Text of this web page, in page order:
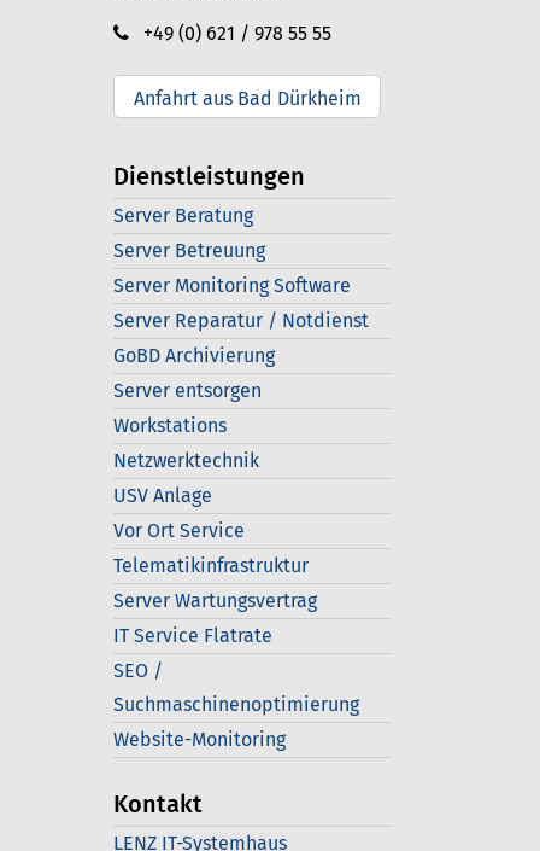
+49 (0) 621 / 978 55 55
Anfahrt aus Bad Dürkheim
Dienstleistungen
Server Beratung
Server Betreuung
Server Monitoring Software
Server Reparatur / Notdienst
GoBD Archivierung
Server entsorgen
Workstations
Netzwerktechnik
USV Anlage
Vor Ort Service
Telematikinfrastruktur
Server Wartungsvertrag
IT Service Flatrate
SEO /
Suchmaschinenoptimierung
Website-Monitoring
Kontakt
LENZ IT-Systemhaus